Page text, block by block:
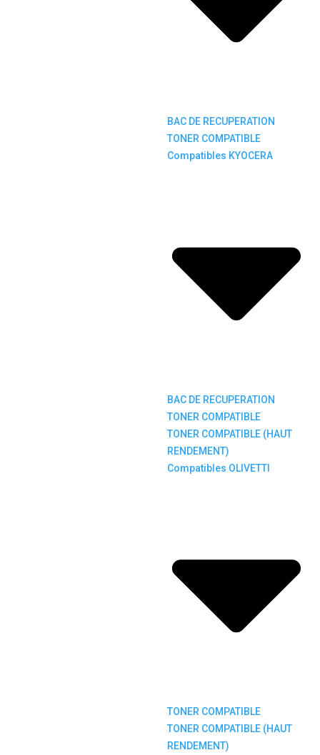
BAC DE RECUPERATION
TONER COMPATIBLE
Compatibles KYOCERA
BAC DE RECUPERATION
TONER COMPATIBLE
TONER COMPATIBLE (HAUT
RENDEMENT)
Compatibles OLIVETTI
TONER COMPATIBLE
TONER COMPATIBLE (HAUT
RENDEMENT)